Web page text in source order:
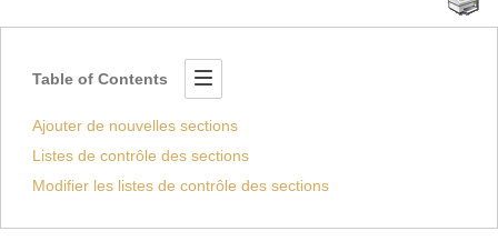
Table of Contents
Ajouter de nouvelles sections
Listes de contrôle des sections
Modifier les listes de contrôle des sections